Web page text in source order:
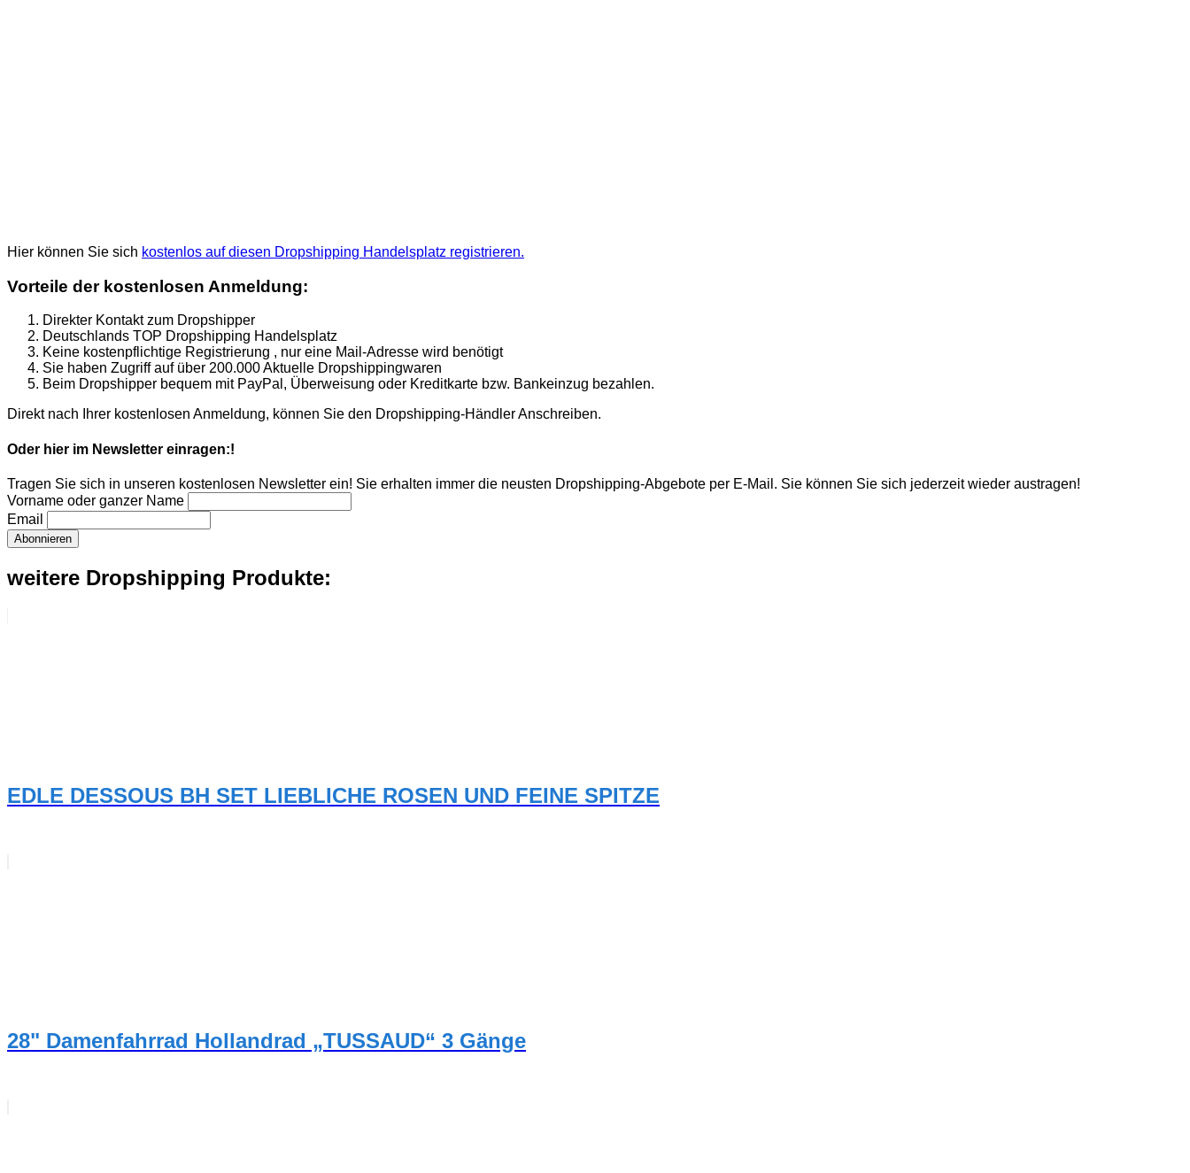
Hier können Sie sich kostenlos auf diesen Dropshipping Handelsplatz registrieren.
Vorteile der kostenlosen Anmeldung:
Direkter Kontakt zum Dropshipper
Deutschlands TOP Dropshipping Handelsplatz
Keine kostenpflichtige Registrierung , nur eine Mail-Adresse wird benötigt
Sie haben Zugriff auf über 200.000 Aktuelle Dropshippingwaren
Beim Dropshipper bequem mit PayPal, Überweisung oder Kreditkarte bzw. Bankeinzug bezahlen.
Direkt nach Ihrer kostenlosen Anmeldung, können Sie den Dropshipping-Händler Anschreiben.
Oder hier im Newsletter einragen:!
Tragen Sie sich in unseren kostenlosen Newsletter ein! Sie erhalten immer die neusten Dropshipping-Abgebote per E-Mail. Sie können Sie sich jederzeit wieder austragen!
Vorname oder ganzer Name
Email
weitere Dropshipping Produkte:
EDLE DESSOUS BH SET LIEBLICHE ROSEN UND FEINE SPITZE
28" Damenfahrrad Hollandrad „TUSSAUD“ 3 Gänge